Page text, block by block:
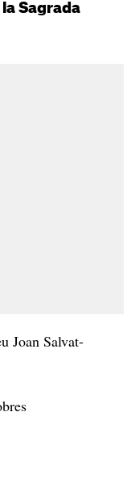
Sagrada
Joan Salvat-